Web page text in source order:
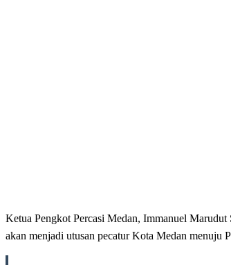
Ketua Pengkot Percasi Medan, Immanuel
akan menjadi utusan pecatur Kota Medan menuju